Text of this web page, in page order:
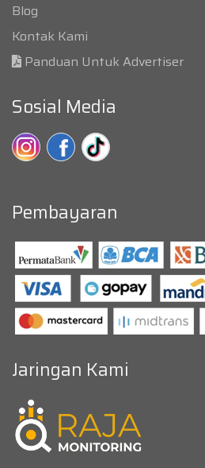
Blog
Kontak Kami
Panduan Untuk Advertiser
Sosial Media
Pembayaran
Jaringan Kami